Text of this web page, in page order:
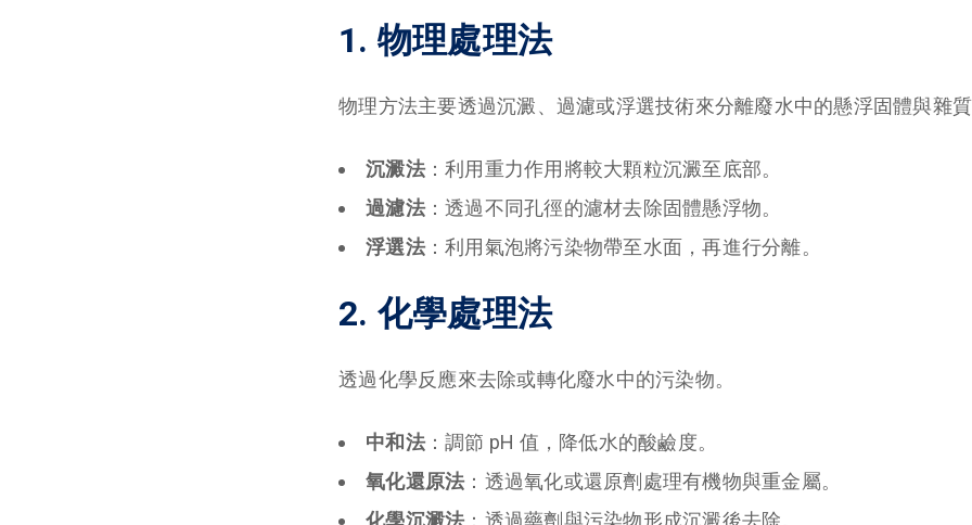
1. 物理處理法
物理方法主要透過沉澱、過濾或浮選技術來分離廢水中的懸浮固體與雜
沉澱法：利用重力作用將較大顆粒沉澱至底部。
過濾法：透過不同孔徑的濾材去除固體懸浮物。
浮選法：利用氣泡將污染物帶至水面，再進行分離。
2. 化學處理法
透過化學反應來去除或轉化廢水中的污染物。
中和法：調節 pH 值，降低水的酸鹼度。
氧化還原法：透過氧化或還原劑處理有機物與重金屬。
化學沉澱法：透過藥劑與污染物形成沉澱後去除。